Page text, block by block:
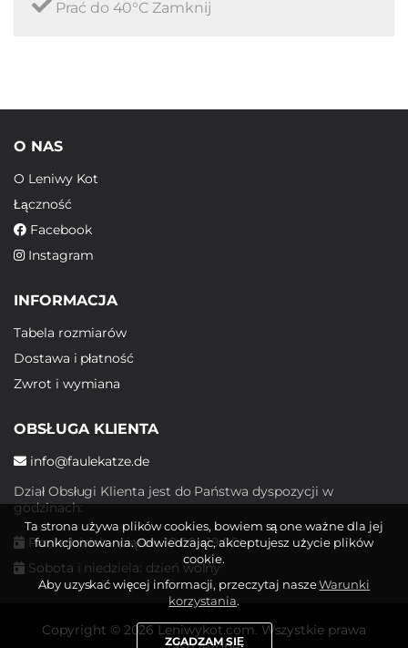
Prać do 40°C Zamknij
O NAS
O Leniwy Kot
Łączność
Facebook
Instagram
INFORMACJA
Tabela rozmiarów
Dostawa i płatność
Zwrot i wymiana
OBSŁUGA KLIENTA
info@faulekatze.de
Dział Obsługi Klienta jest do Państwa dyspozycji w
godzinach:
Poniedziałek - piątek: 10:00 - 19:00
Sobota i niedziela: dzień wolny
Copyright © 2026 Leniwykot.com. Wszystkie prawa
Ta strona używa plików cookies, bowiem są one ważne dla jej
funkcjonowania. Odwiedzając, akceptujesz użycie plików
cookie.
Aby uzyskać więcej informacji, przeczytaj naszeWarunki
korzystania.
ZGADZAM SIĘ